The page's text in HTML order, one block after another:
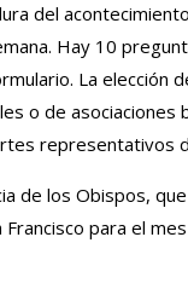
del
Hay 10
La elección
o de
representativos
de los Obispos,
para el